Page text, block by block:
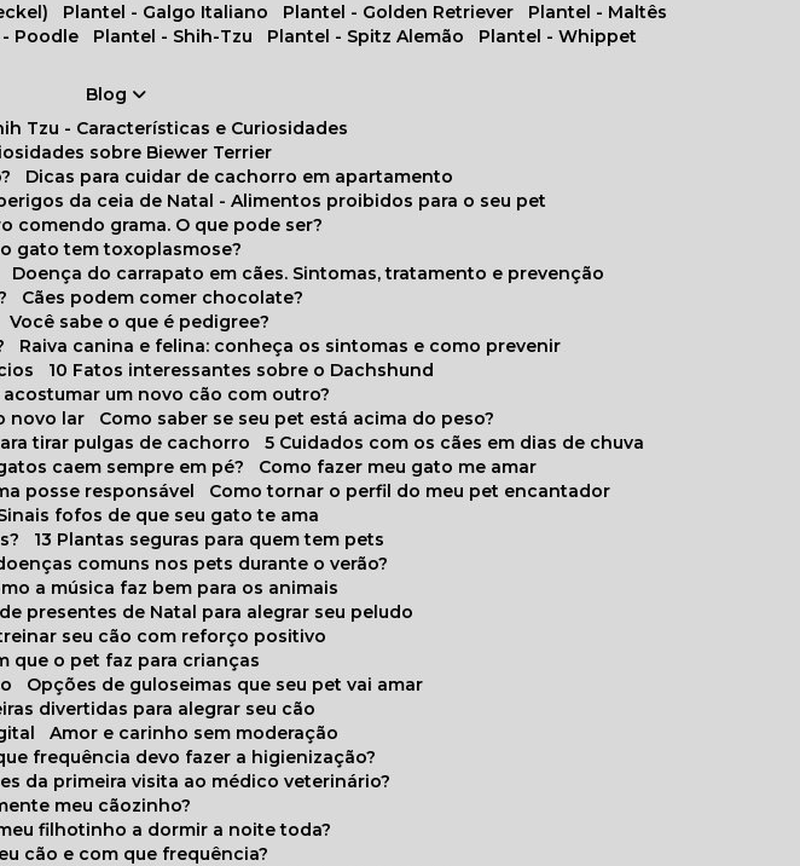
Plantel - Galgo Italiano Plantel - Golden Retriever
Plantel - Maltês
- Poodle Plantel - Shih-Tzu Plantel - Spitz Alemão
Plantel - Whippet
Blog
Tzu - Características e Curiosidades
sobre Biewer Terrier
Dicas para cuidar de cachorro em apartamento
perigos da ceia de Natal - Alimentos proibidos para o seu pet
comendo grama. O que pode ser?
gato tem toxoplasmose?
Doença do carrapato em cães. Sintomas, tratamento e prevenção
Cães podem comer chocolate?
Você sabe o que é pedigree?
Raiva canina e felina: conheça os sintomas e como prevenir
10 Fatos interessantes sobre o Dachshund
acostumar um novo cão com outro?
novo lar
Como saber se seu pet está acima do peso?
tirar pulgas de cachorro
5 Cuidados com os cães em dias de chuva
gatos caem sempre em pé?
Como fazer meu gato me amar
posse responsável
Como tornar o perfil do meu pet encantador
Sinais fofos de que seu gato te ama
13 Plantas seguras para quem tem pets
comuns nos pets durante o verão?
a música faz bem para os animais
de presentes de Natal para alegrar seu peludo
treinar seu cão com reforço positivo
que o pet faz para crianças
Opções de guloseimas que seu pet vai amar
divertidas para alegrar seu cão
Amor e carinho sem moderação
frequência devo fazer a higienização?
da primeira visita ao médico veterinário?
meu cãozinho?
filhotinho a dormir a noite toda?
cão e com que frequência?